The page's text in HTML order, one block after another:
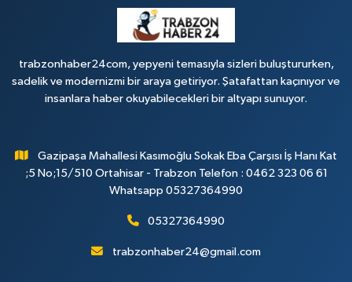
trabzonhaber24com, yepyeni temasıyla sizleri buluştururken,
sadelik ve modernizmi bir araya getiriyor. Şatafattan kaçınıyor ve
insanlara haber okuyabilecekleri bir altyapı sunuyor.
Gazipaşa Mahallesi Kasımoğlu Sokak Eba Çarşısı İş Hanı Kat
;5 No;15/510 Ortahisar - Trabzon Telefon : 0462 323 06 61
Whatsapp 05327364990
05327364990
trabzonhaber24@gmail.com